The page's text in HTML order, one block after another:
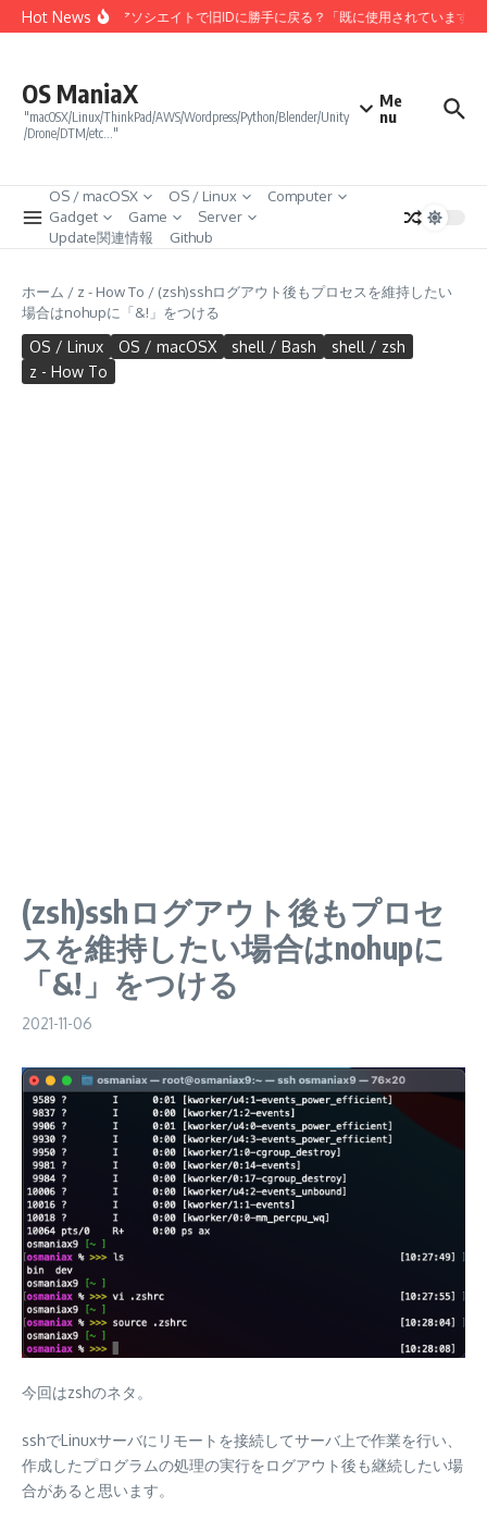
コンテンツへスキップ
Hot NewsAmazonアソシエイトで旧IDに勝手に戻る？「既に使用されています」
OS ManiaX
"macOSX/Linux/ThinkPad/AWS/Wordpress/Python/Blender/Unity
/Drone/DTM/etc…"
Me
nu
OS / macOSX OS / Linux
Computer
Gadget
Game
Server
Update関連情報
Github
ホーム / z - How To / (zsh)sshログアウト後もプロセスを維持したい
場合はnohupに「&!」をつける
OS / Linux OS / macOSX shell / Bash
shell / zsh
z - How To
(zsh)sshログアウト後もプロセ
スを維持したい場合はnohupに
「&!」をつける
2021-11-06
今回はzshのネタ。
sshでLinuxサーバにリモートを接続してサーバ上で作業を行い、
作成したプログラムの処理の実行をログアウト後も継続したい場
合があると思います。